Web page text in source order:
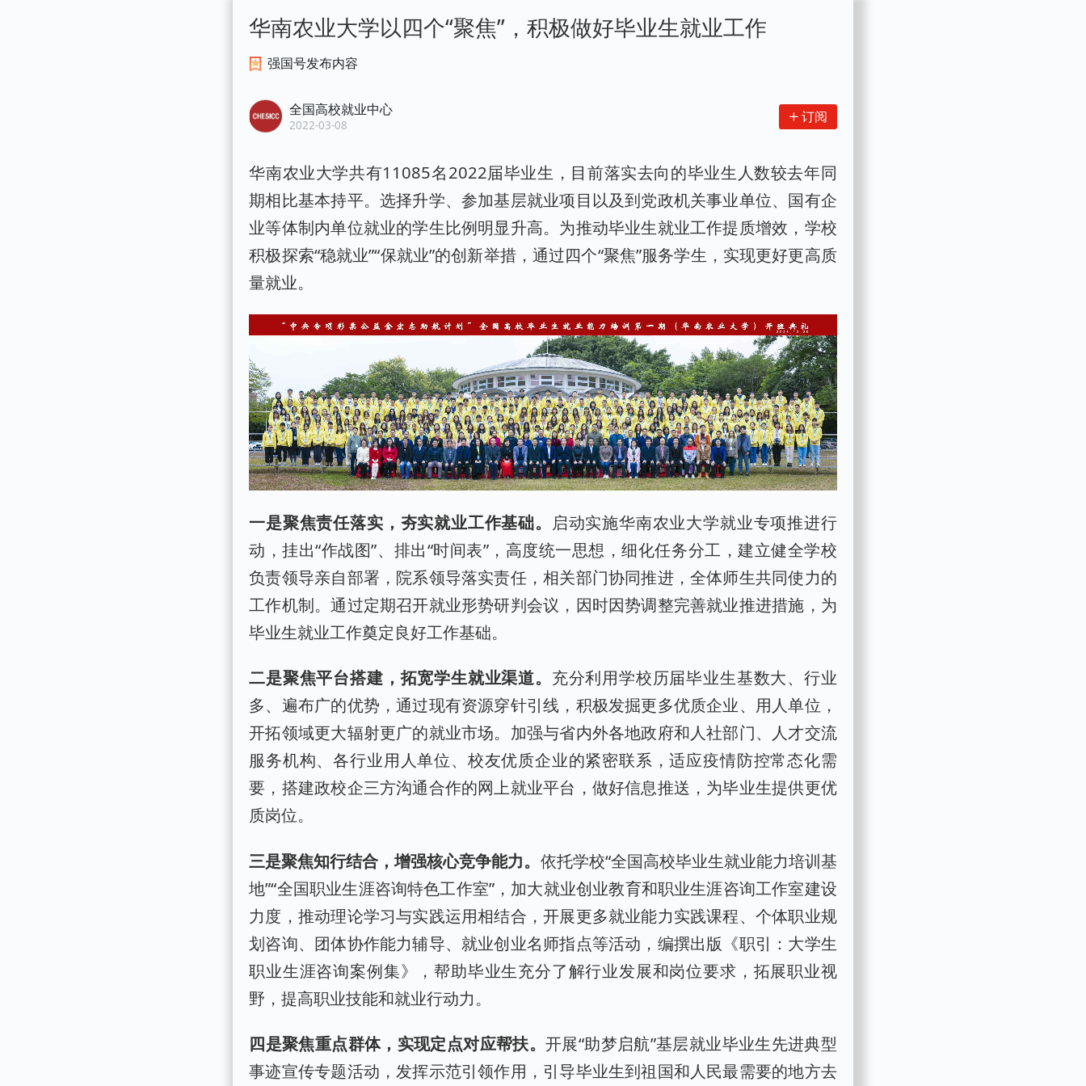
华南农业大学以四个“聚焦”，积极做好毕业生就业工作
强国号发布内容
全国高校就业中心
2022-03-08 订阅
华南农业大学共有11085名2022届毕业生，目前落实去向的毕业生人数较去年同
期相比基本持平。选择升学、参加基层就业项目以及到党政机关事业单位、国有企
业等体制内单位就业的学生比例明显升高。为推动毕业生就业工作提质增效，学校
积极探索“稳就业”“保就业”的创新举措，通过四个“聚焦”服务学生，实现更好更高质
量就业。
一是聚焦责任落实，夯实就业工作基础。
启动实施华南农业大学就业专项推进行
动，挂出“作战图”、排出“时间表”，高度统一思想，细化任务分工，建立健全学校
负责领导亲自部署，院系领导落实责任，相关部门协同推进，全体师生共同使力的
工作机制。通过定期召开就业形势研判会议，因时因势调整完善就业推进措施，为
毕业生就业工作奠定良好工作基础。
二是聚焦平台搭建，拓宽学生就业渠道。 充分利用学校历届毕业生基数大、行业
多、遍布广的优势，通过现有资源穿针引线，积极发掘更多优质企业、用人单位，
开拓领域更大辐射更广的就业市场。加强与省内外各地政府和人社部门、人才交流
服务机构、各行业用人单位、校友优质企业的紧密联系，适应疫情防控常态化需
要，搭建政校企三方沟通合作的网上就业平台，做好信息推送，为毕业生提供更优
质岗位。
三是聚焦知行结合，增强核心竞争能力。 依托学校“全国高校毕业生就业能力培训基
地”“全国职业生涯咨询特色工作室”，加大就业创业教育和职业生涯咨询工作室建设
力度，推动理论学习与实践运用相结合，开展更多就业能力实践课程、个体职业规
划咨询、团体协作能力辅导、就业创业名师指点等活动，编撰出版《职引：大学生
职业生涯咨询案例集》，帮助毕业生充分了解行业发展和岗位要求，拓展职业视
野，提高职业技能和就业行动力。
四是聚焦重点群体，实现定点对应帮扶。 开展“助梦启航”基层就业毕业生先进典型
事迹宣传专题活动，发挥示范引领作用，引导毕业生到祖国和人民最需要的地方去